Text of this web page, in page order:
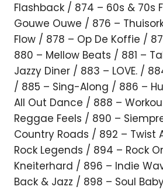
Flashback / 874 – 60s & 70s
Gouwe Ouwe / 876 –
Flow / 878 – Op De Koffie /
880 – Mellow Beats / 881 –
Jazzy Diner / 883 – LOVE. /
/ 885 – Sing-Along / 886 –
All Out Dance / 888 –
Reggae Feels / 890 –
Country Roads / 892 – Twist
Rock Legends / 894 – Rock
Kneiterhard / 896 – Indie
Back & Jazz / 898 – Soul